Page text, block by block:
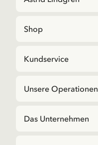
Shop
Kundservice
Unsere Operationen
Das Unternehmen